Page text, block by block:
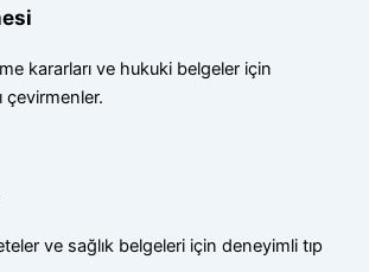
kararları ve hukuki belgeler için
çevirmenler.
ve sağlık belgeleri için deneyimli tıp